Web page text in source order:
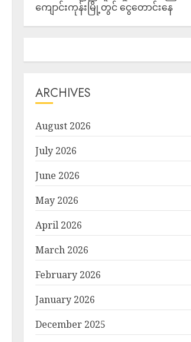
ကျောင်းကုန်းမြို့တွင် ငွေတောင်းနေ
ARCHIVES
August 2026
July 2026
June 2026
May 2026
April 2026
March 2026
February 2026
January 2026
December 2025